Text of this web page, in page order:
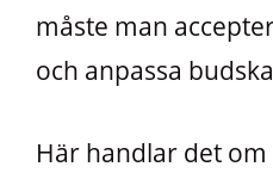
måste man
och anpassa
Här handlar det om